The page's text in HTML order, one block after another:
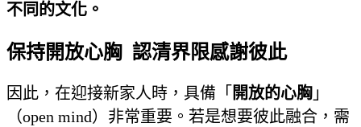
不同的文化。
保持開放心胸 認清界限感謝彼此
因此，在迎接新家人時，具備「 開放的心胸 」
（open mind）非常重要。若是想要彼此融合，需